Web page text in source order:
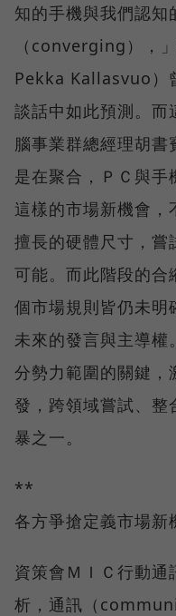
知的手機與我們認知
（converging），
Pekka Kallasvuo）
談話中如此預測。而
腦事業群總經理胡
是在聚合，ＰＣ與手
這樣的市場新機會，
擅長的硬體尺寸，嘗
可能。而此階段的合
個市場規則皆仍未明
未來的發言與主導權
分勢力範圍的關鍵，
發，跨領域嘗試、整
暴之一。
**
各方爭搶定義市場
資策會ＭＩＣ行動
析，通訊（